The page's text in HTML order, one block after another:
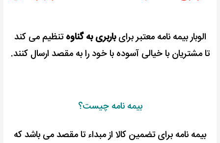
الوبار بیمه نامه معتبر برایباربری به گناوهتنظیم می کند
تا مشتریان با خیالی آسوده با خود را به مقصد ارسال کنند.
بیمه نامه چیست؟
بیمه نامه برای تضمین کالا از مبداء تا مقصد می باشد که